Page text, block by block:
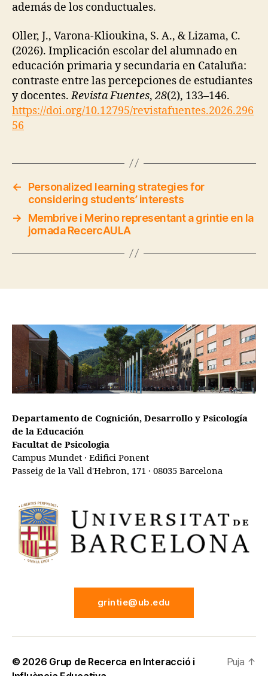
además de los conductuales.
Oller, J., Varona-Klioukina, S. A., & Lizama, C.
(2026). Implicación escolar del alumnado en
educación primaria y secundaria en Cataluña:
contraste entre las percepciones de estudiantes
y docentes.Revista Fuentes,28(2), 133–146.
https://doi.org/10.12795/revistafuentes.2026.296
56
←
Personalized learning strategies for
considering students’ interests
→
Membrive i Merino representant a grintie en la
jornada RecercAULA
Departamento de Cognición, Desarrollo y Psicología
de la Educación
Facultat de Psicologia
Campus Mundet · Edifici Ponent
Passeig de la Vall d'Hebron, 171 · 08035 Barcelona
grintie@ub.edu
© 2026 Grup de Recerca en Interacció i
Puja ↑